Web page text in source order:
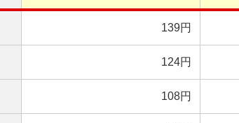
139円
124円
108円